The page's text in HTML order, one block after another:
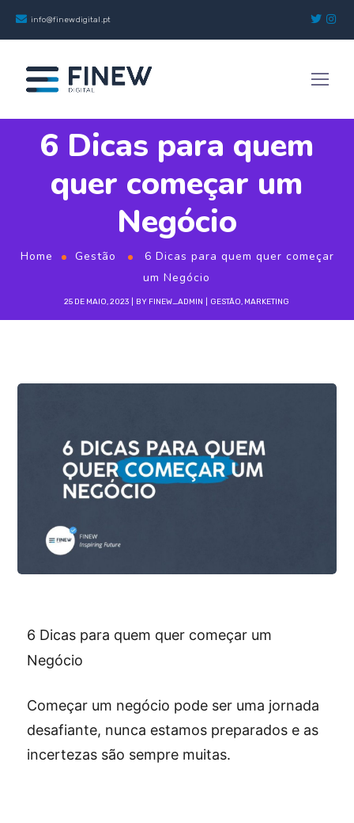
info@finewdigital.pt
6 Dicas para quem
quer começar um
Negócio
Home Gestão
6 Dicas para quem quer começar
um Negócio
25 DE MAIO, 2023 BY FINEW_ADMIN GESTÃO, MARKETING
6 Dicas para quem quer começar um
Negócio
Começar um negócio pode ser uma jornada
desafiante, nunca estamos preparados e as
incertezas são sempre muitas.